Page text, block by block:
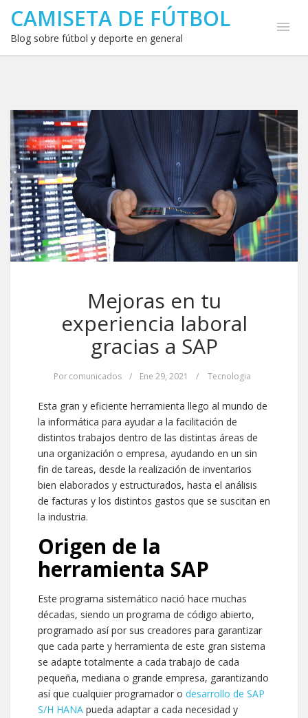
CAMISETA DE FÚTBOL
Blog sobre fútbol y deporte en general
Mejoras en tu
experiencia laboral
gracias a SAP
Porcomunicados / Ene 29, 2021 / Tecnologia
Esta gran y eficiente herramienta llego al mundo de
la informática para ayudar a la facilitación de
distintos trabajos dentro de las distintas áreas de
una organización o empresa, ayudando en un sin
fin de tareas, desde la realización de inventarios
bien elaborados y estructurados, hasta el análisis
de facturas y los distintos gastos que se suscitan en
la industria.
Origen de la
herramienta SAP
Este programa sistemático nació hace muchas
décadas, siendo un programa de código abierto,
programado así por sus creadores para garantizar
que cada parte y herramienta de este gran sistema
se adapte totalmente a cada trabajo de cada
pequeña, mediana o grande empresa, garantizando
así que cualquier programador o desarrollo de SAP
S/H HANA pueda adaptar a cada necesidad y